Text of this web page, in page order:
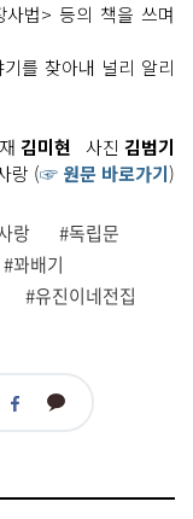
법> 등의 책을 쓰며
를 찾아내 널리 알리
김미현 사진 김범기
랑 (☞ 원문 바로가기)
랑
#독립문
#꽈배기
#유진이네전집
페 카